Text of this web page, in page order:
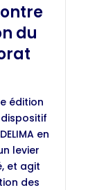
du
édition
en
levier
et agit
des